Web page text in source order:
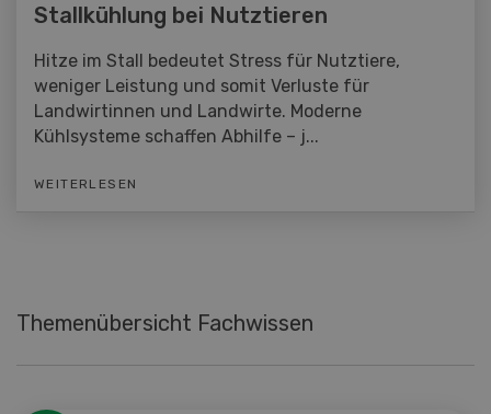
Stallkühlung bei Nutztieren
Hitze im Stall bedeutet Stress für Nutztiere,
weniger Leistung und somit Verluste für
Landwirtinnen und Landwirte. Moderne
Kühlsysteme schaffen Abhilfe – j...
WEITERLESEN
Themenübersicht Fachwissen